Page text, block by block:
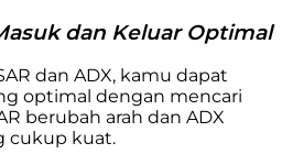
dan Keluar Optimal
dan ADX, kamu dapat
optimal dengan mencari
berubah arah dan ADX
cukup kuat.